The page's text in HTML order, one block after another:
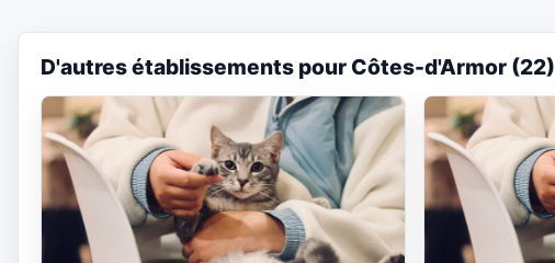
D'autres établissements pour Côtes-d'Armor (22)